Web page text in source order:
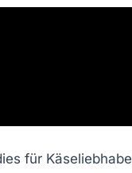
für